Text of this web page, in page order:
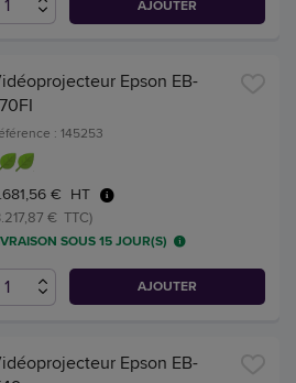
AJOUTER
Epson EB-
: 145253
€ HT
€ TTC)
SOUS 15 JOUR(S)
AJOUTER
Epson EB-